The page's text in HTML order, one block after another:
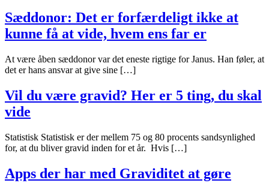
Sæddonor: Det er forfærdeligt ikke at
kunne få at vide, hvem ens far er
At være åben sæddonor var det eneste rigtige for Janus. Han føler, at
det er hans ansvar at give sine […]
Vil du være gravid? Her er 5 ting, du skal
vide
Statistisk Statistisk er der mellem 75 og 80 procents sandsynlighed
for, at du bliver gravid inden for et år. Hvis […]
Apps der har med Graviditet at gøre